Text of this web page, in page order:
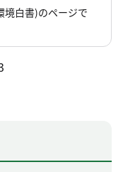
境白書)のページで